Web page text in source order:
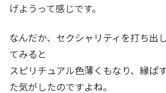
げようって感じです。
なんだか、セクシャリティを打ち出
てみると
スピリチュアル色薄くもなり、縁ぱ
た気がしたのですよね。